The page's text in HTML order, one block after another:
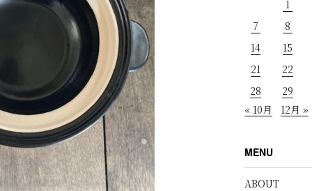
1
7
8
14
15
21
22
28
29
« 10月
12月 »
MENU
ABOUT